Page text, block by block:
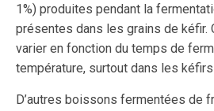
1%) produites pendant la
présentes dans les grains de kéfir.
varier en fonction du temps de
température, surtout dans les
D’autres boissons fermentées de